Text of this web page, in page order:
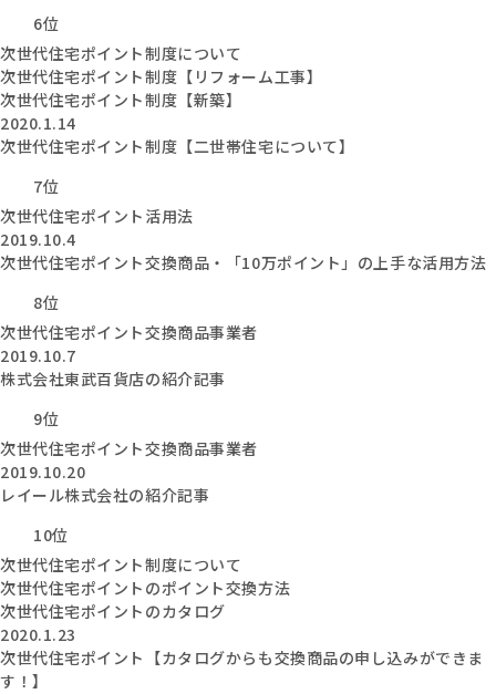
6位
次世代住宅ポイント制度について
次世代住宅ポイント制度【リフォーム工事】
次世代住宅ポイント制度【新築】
2020.1.14
次世代住宅ポイント制度【二世帯住宅について】
7位
次世代住宅ポイント活用法
2019.10.4
次世代住宅ポイント交換商品・「10万ポイント」の上手な活用方法
8位
次世代住宅ポイント交換商品事業者
2019.10.7
株式会社東武百貨店の紹介記事
9位
次世代住宅ポイント交換商品事業者
2019.10.20
レイール株式会社の紹介記事
10位
次世代住宅ポイント制度について
次世代住宅ポイントのポイント交換方法
次世代住宅ポイントのカタログ
2020.1.23
次世代住宅ポイント【カタログからも交換商品の申し込みができま
す！】